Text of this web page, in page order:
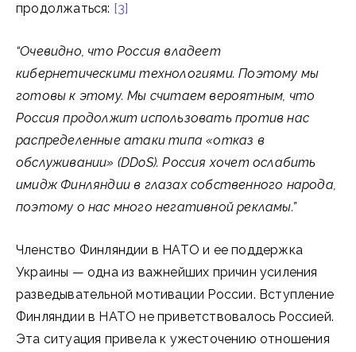
продолжаться: [3]
“Очевидно, что Россия владеет
кибернетическими технологиями. Поэтому мы
готовы к этому. Мы считаем вероятным, что
Россия продолжит использовать против нас
распределенные атаки типа «отказ в
обслуживании» (DDoS). Россия хочет ослабить
имидж Финляндии в глазах собственного народа,
поэтому о нас много негативной рекламы.”
Членство Финляндии в НАТО и ее поддержка
Украины — одна из важнейших причин усиления
разведывательной мотивации России. Вступление
Финляндии в НАТО не приветствовалось Россией.
Эта ситуация привела к ужесточению отношения